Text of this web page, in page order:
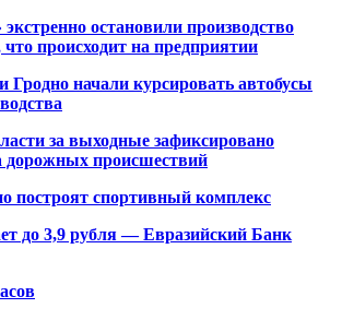
остановили производство
происходит на предприятии
начали курсировать автобусы
за выходные зафиксировано
дорожных происшествий
построят спортивный комплекс
до 3,9 рубля — Евразийский Банк